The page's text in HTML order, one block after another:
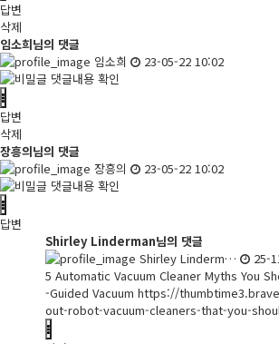
답변
삭제
임소희님의 댓글
임소희
23-05-22 10:02
댓글내용 확인
답변
삭제
장흥의님의 댓글
장흥의
23-05-22 10:02
댓글내용 확인
답변
Shirley Linderman님의 댓글
Shirley Linderm…
25-
5 Automatic Vacuum Cleaner Myths You
-Guided Vacuum https://
out-robot-vacuum-cleaners-that-you-